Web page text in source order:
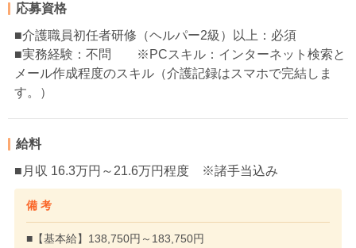
応募資格
■介護職員初任者研修（ヘルパー2級）以上：必須
■実務経験：不問 ※PCスキル：インターネット検索と
メール作成程度のスキル（介護記録はスマホで完結しま
す。）
給料
■月収 16.3万円～21.6万円程度 ※諸手当込み
備 考
■【基本給】138,750円～183,750円